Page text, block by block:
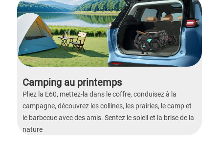
Camping au printemps
Pliez la E60, mettez-la dans le coffre, conduisez à la
campagne, découvrez les collines, les prairies, le camp et
le barbecue avec des amis. Sentez le soleil et la brise de la
nature